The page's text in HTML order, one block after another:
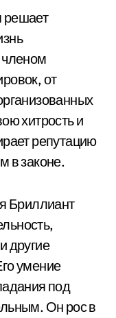
решает
членом
от
хитрость и
репутацию
в законе.
Бриллиант
другие
умение
под
Он рос в